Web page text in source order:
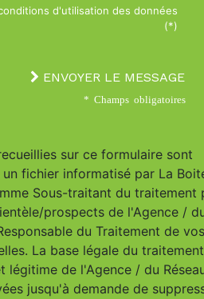
d'utilisation des données
(*)
ENVOYER LE MESSAGE
* Champs obligatoires
sur ce formulaire sont
un fichier informatisé par La
Sous-traitant du traitement
prospects de l'Agence /
du Traitement de vos
La base légale du traitement
légitime de l'Agence / du
jusqu'à demande de